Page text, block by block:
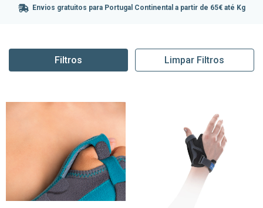
Envios gratuitos para Portugal Continental a partir de 65€ até Kg
Filtros Limpar Filtros